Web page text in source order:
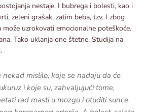
nestaje. I bubrega i bolesti, kao i
zeleni grašak, zatim beba, tzv. I zbog
može uzrokovati emocionalne poteškoće.
Tako uklanja one štetne. Studija na
nekad mislilo, koje se nadaju da će
i koje su, zahvaljujući tome,
rad masti u mozgu i otuđiti sunce.